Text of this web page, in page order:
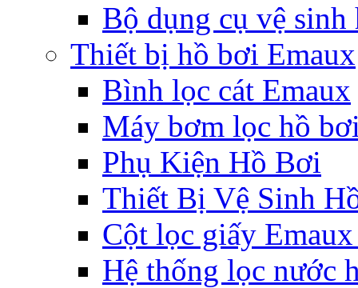
Bộ dụng cụ vệ
Thiết bị hồ bơi Emaux
Bình lọc cát Emaux
Máy bơm lọc hồ
Phụ Kiện Hồ Bơi
Thiết Bị Vệ Sinh
Cột lọc giấy
Hệ thống lọc nước